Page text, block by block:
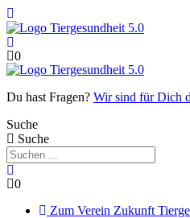
Zum
Inhalt
springen
0
Du hast Fragen? Wir sind für Dich
Suche
Suche
0
Zum Verein Zukunft